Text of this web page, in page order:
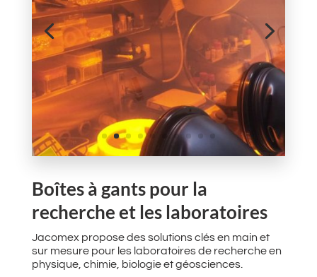
Boîtes à gants pour la
recherche et les laboratoires
Jacomex propose des solutions clés en main et
sur mesure pour les laboratoires de recherche en
physique, chimie, biologie et géosciences.